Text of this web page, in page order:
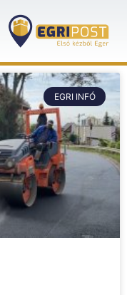
EGRI INFÓ